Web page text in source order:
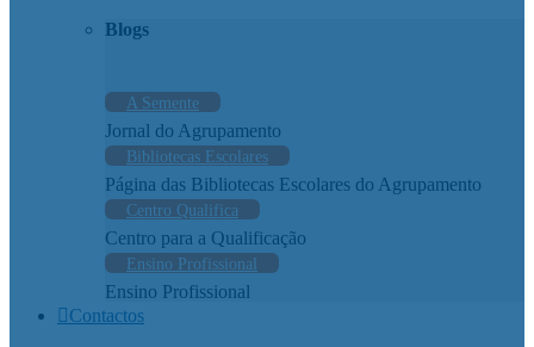
Blogs
A Semente
Jornal do Agrupamento
Bibliotecas Escolares
Página das Bibliotecas Escolares do Agrupamento
Centro Qualifica
Centro para a Qualificação
Ensino Profissional
Ensino Profissional
Contactos